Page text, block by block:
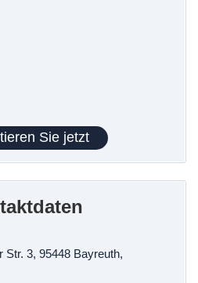
Sie jetzt
Str. 3, 95448 Bayreuth,